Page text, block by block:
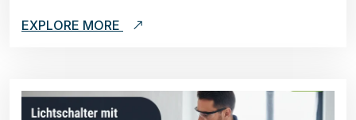
EXPLORE MORE